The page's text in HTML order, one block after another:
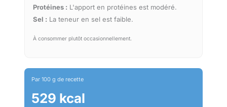
Protéines : L'apport en protéines est modéré.
Sel : La teneur en sel est faible.
À consommer plutôt occasionnellement.
Par 100 g de recette
529 kcal